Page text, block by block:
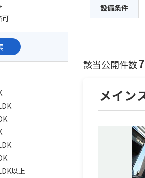
設備条件
該当公開件数
メイン
以上